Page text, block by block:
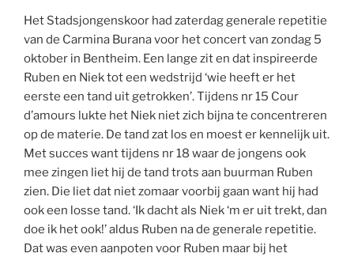
Het Stadsjongenskoor had zaterdag generale repetitie
van de Carmina Burana voor het concert van zondag 5
oktober in Bentheim. Een lange zit en dat inspireerde
Ruben en Niek tot een wedstrijd ‘wie heeft er het
eerste een tand uit getrokken’. Tijdens nr 15 Cour
d’amours lukte het Niek niet zich bijna te concentreren
op de materie. De tand zat los en moest er kennelijk uit.
Met succes want tijdens nr 18 waar de jongens ook
mee zingen liet hij de tand trots aan buurman Ruben
zien. Die liet dat niet zomaar voorbij gaan want hij had
ook een losse tand. ‘Ik dacht als Niek ‘m er uit trekt, dan
doe ik het ook!’ aldus Ruben na de generale repetitie.
Dat was even aanpoten voor Ruben maar bij het